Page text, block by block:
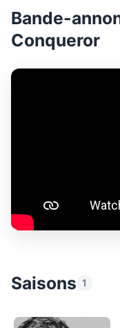
Bande-
Conqueror
Saisons 1